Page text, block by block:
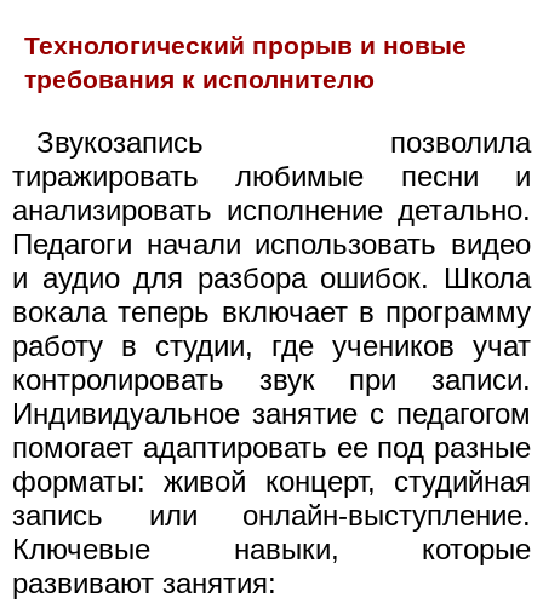
Технологический прорыв и новые
требования к исполнителю
Звукозапись позволила
тиражировать любимые песни и
анализировать исполнение детально.
Педагоги начали использовать видео
и аудио для разбора ошибок. Школа
вокала теперь включает в программу
работу в студии, где учеников учат
контролировать звук при записи.
Индивидуальное занятие с педагогом
помогает адаптировать ее под разные
форматы: живой концерт, студийная
запись или онлайн-выступление.
Ключевые навыки, которые
развивают занятия: